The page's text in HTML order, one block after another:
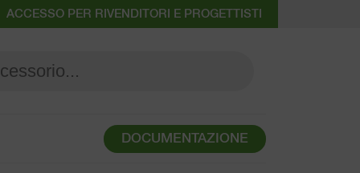
ACCESSO PER RIVENDITORI E PROGETTISTI
DOCUMENTAZIONE